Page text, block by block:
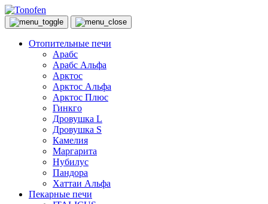
Отопительные печи
Арабс
Арабс Альфа
Арктос
Арктос Альфа
Арктос Плюс
Гинкго
Дровушка L
Дровушка S
Камелия
Маргарита
Нубилус
Пандора
Хаттаи Альфа
Пекарные печи